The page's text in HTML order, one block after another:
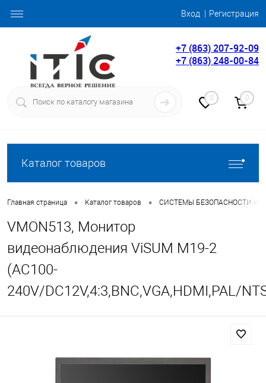
Вход Регистрация
+7 (863) 207-92-09
+7 (863) 248-00-84
0 0
Каталог товаров
Главная страница • Каталог товаров • СИСТЕМЫ БЕЗОПАСНОСТИ и
VMON513, Монитор
видеонаблюдения ViSUM M19-2
(AC100-
240V/DC12V,4:3,BNC,VGA,HDMI,PAL/